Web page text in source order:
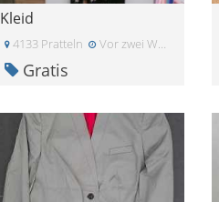
Kleid
4133 Pratteln Vor zwei Wochen
Gratis